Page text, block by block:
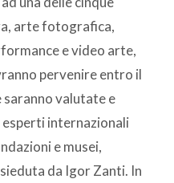
arte fotografica,
e video arte,
pervenire entro il
saranno valutate e
esperti internazionali
e musei,
da Igor Zanti. In